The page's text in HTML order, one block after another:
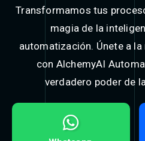
Transformamos tus
magia de la
automatización. Únete a
con AlchemyAI
verdadero poder de